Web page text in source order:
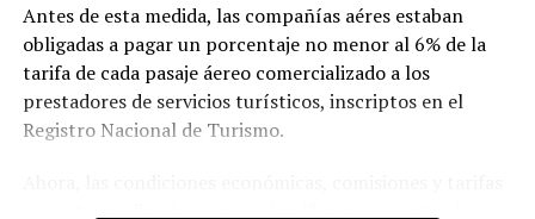
Antes de esta medida, las compañías aéres estaban
obligadas a pagar un porcentaje no menor al 6% de la
tarifa de cada pasaje áereo comercializado a los
prestadores de servicios turísticos, inscriptos en el
Registro Nacional de Turismo.